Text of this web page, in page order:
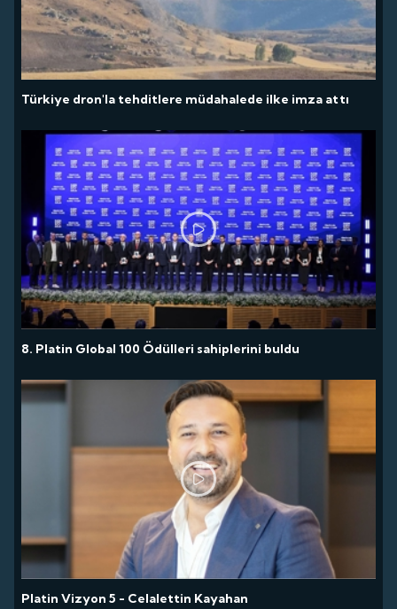
Türkiye dron'la tehditlere müdahalede ilke imza attı
8. Platin Global 100 Ödülleri sahiplerini buldu
Platin Vizyon 5 - Celalettin Kayahan